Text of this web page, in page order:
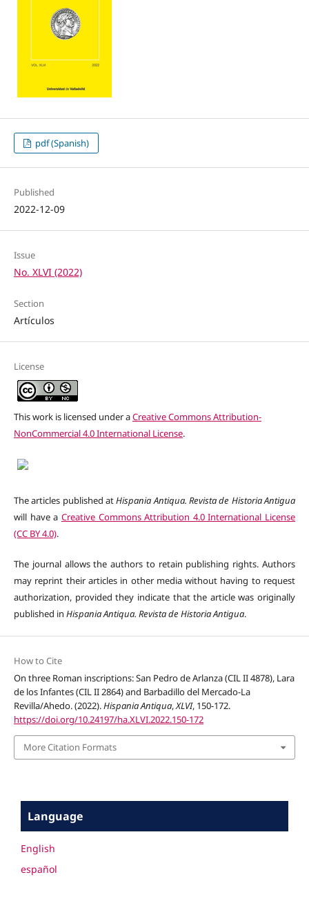
pdf (Spanish)
Published
2022-12-09
Issue
No. XLVI (2022)
Section
Artículos
License
This work is licensed under aCreative Commons Attribution-
NonCommercial 4.0 International License.
The articles published atHispania Antiqua. Revista de Historia Antigua
will have a Creative Commons Attribution 4.0 International License
(CC BY 4.0).
The journal allows the authors to retain publishing rights. Authors
may reprint their articles in other media without having to request
authorization, provided they indicate that the article was originally
published in Hispania Antiqua. Revista de Historia Antigua.
How to Cite
On three Roman inscriptions: San Pedro de Arlanza (CIL II 4878), Lara
de los Infantes (CIL II 2864) and Barbadillo del Mercado-La
Revilla/Ahedo. (2022).Hispania Antiqua,XLVI, 150-172.
https://doi.org/10.24197/ha.XLVI.2022.150-172
More Citation Formats
Language
English
español